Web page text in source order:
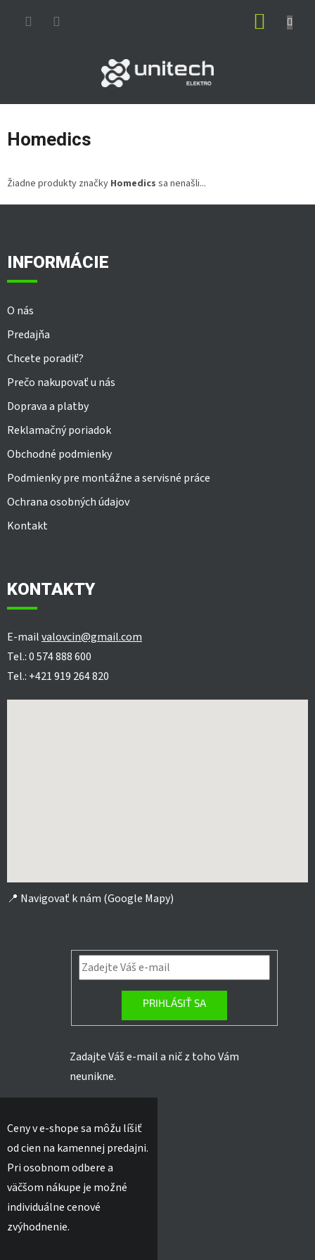
Homedics
Žiadne produkty značky Homedics sa nenašli...
INFORMÁCIE
O nás
Predajňa
Chcete poradiť?
Prečo nakupovať u nás
Doprava a platby
Reklamačný poriadok
Obchodné podmienky
Podmienky pre montážne a servisné práce
Ochrana osobných údajov
Kontakt
KONTAKTY
E-mailvalovcin@gmail.com
Tel.: 0 574 888 600
Tel.: +421 919 264 820
📍 Navigovať k nám (Google Mapy)
PRIHLÁSIŤ SA
Zadajte Váš e-mail a nič z toho Vám
neunikne.
Ceny v e-shope sa môžu líšiť
od cien na kamennej predajni.
Pri osobnom odbere a
väčšom nákupe je možné
individuálne cenové
zvýhodnenie.